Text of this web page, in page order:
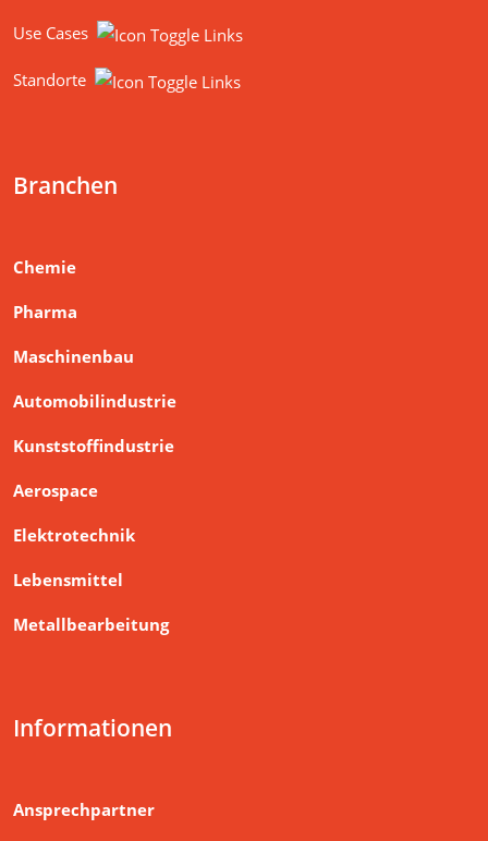
Use Cases
Standorte
Branchen
Chemie
Pharma
Maschinenbau
Automobilindustrie
Kunststoffindustrie
Aerospace
Elektrotechnik
Lebensmittel
Metallbearbeitung
Informationen
Ansprechpartner